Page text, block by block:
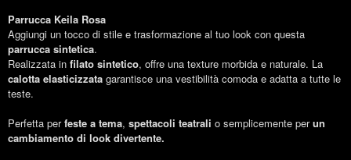
Parrucca Keila Rosa
Aggiungi un tocco di stile e trasformazione al tuo look con questa
parrucca sintetica.
Realizzata in filato sintetico, offre una texture morbida e naturale. La
calotta elasticizzata garantisce una vestibilità comoda e adatta a tutte le
teste.
Perfetta perfeste a tema, spettacoli teatrali o semplicemente perun
cambiamento di look divertente.